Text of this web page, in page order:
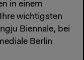
in einem
wichtigsten
Biennale, bei
Berlin